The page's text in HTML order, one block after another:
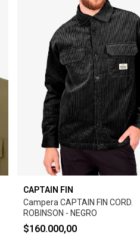
CAPTAIN FIN
Campera CAPTAIN FIN CORD.
ROBINSON - NEGRO
$160.000,00